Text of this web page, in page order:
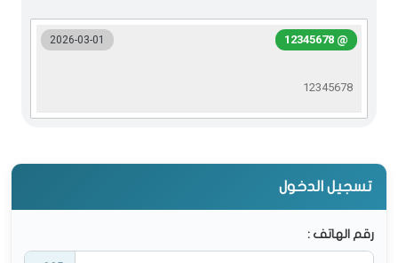
@ 12345678
2026-03-01
12345678
تسجيل الدخول
رقم الهاتف :